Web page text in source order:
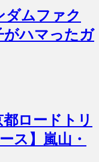
ダムファク
がハマったガ
都ロードトリ
ス】嵐山・